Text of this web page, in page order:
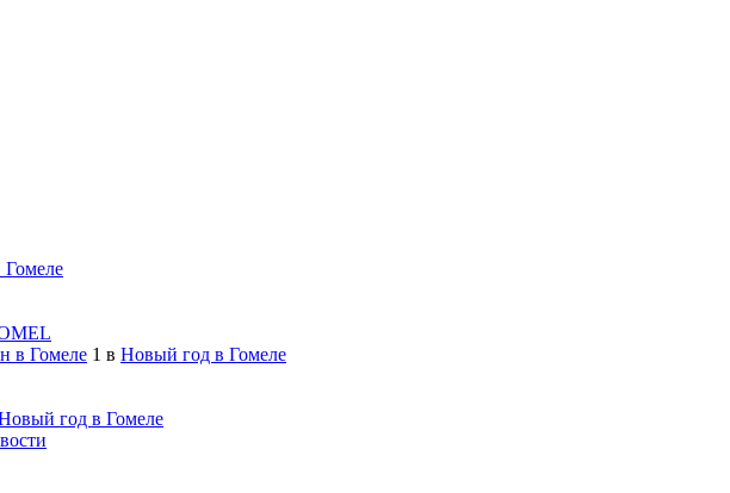
в Гомеле 1 в Новый год в Гомеле
год в Гомеле